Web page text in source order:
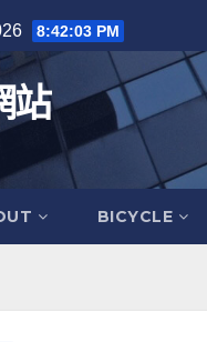
8:42:04 PM
站
BICYCLE